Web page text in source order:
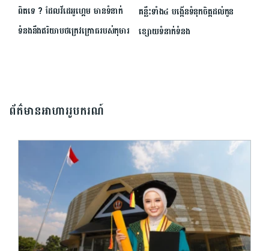
ពិតទេ ? ដែលវីដេអូហ្គេម មានទំនាក់
ទំនងនឹងឥរិយាបថក្រេវក្រោធរបស់កុមារ
គន្លឹះទាំង៤ បង្កើនទំនុកចិត្តដល់កូន
ខ្សោយទំនាក់ទំនង
ព័ត៌មានអាហាររូបករណ៍